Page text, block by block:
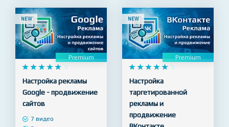
NEW
Premium
    
     5
Google - продвижение
NEW
    
     5
Настройка
таргетированной